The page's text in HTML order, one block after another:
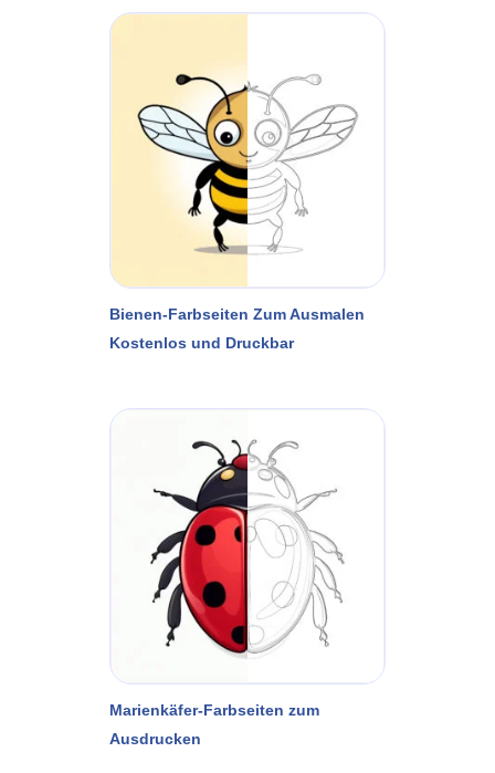
Bienen-Farbseiten Zum Ausmalen
Kostenlos und Druckbar
Marienkäfer-Farbseiten zum
Ausdrucken